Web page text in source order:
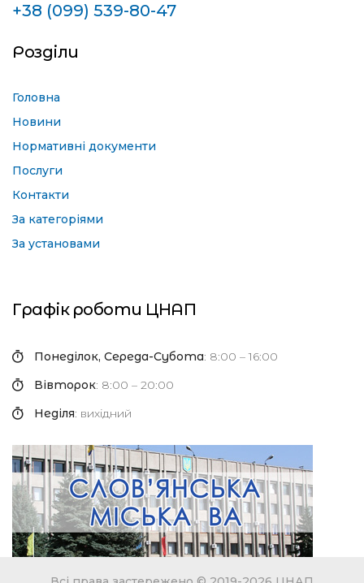
+38 (099) 539-80-47
Розділи
Головна
Новини
Нормативні документи
Послуги
Контакти
За категоріями
За установами
Графік роботи ЦНАП
Понеділок, Середа-Субота: 8:00 – 16:00
Вівторок: 8:00 – 20:00
Неділя: вихідний